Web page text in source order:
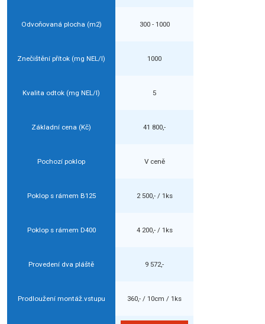
Odvoňovaná plocha (m2) 300 - 1000
Znečištění přítok (mg NEL/l) 1000
Kvalita odtok (mg NEL/l) 5
Základní cena (Kč) 41 800,-
Pochozí poklop V ceně
Poklop s rámem B125 2 500,- / 1ks
Poklop s rámem D400 4 200,- / 1ks
Provedení dva pláště 9 572,-
Prodloužení montáž.vstupu 360,- / 10cm / 1ks